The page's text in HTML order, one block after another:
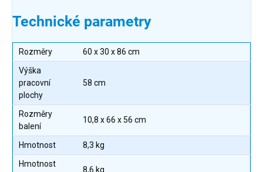
Technické parametry
Rozměry
60 x 30 x 86 cm
Výška
pracovní
plochy
58 cm
Rozměry
balení
10,8 x 66 x 56 cm
Hmotnost
8,3 kg
Hmotnost
8,6 kg